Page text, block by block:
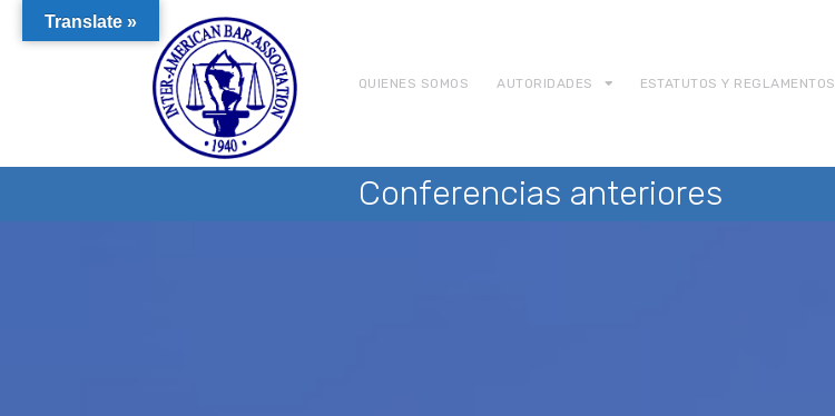
QUIENES SOMOS AUTORIDADES ESTATUTOS Y REGLAMENTOS
Conferencias anteriores
Translate »